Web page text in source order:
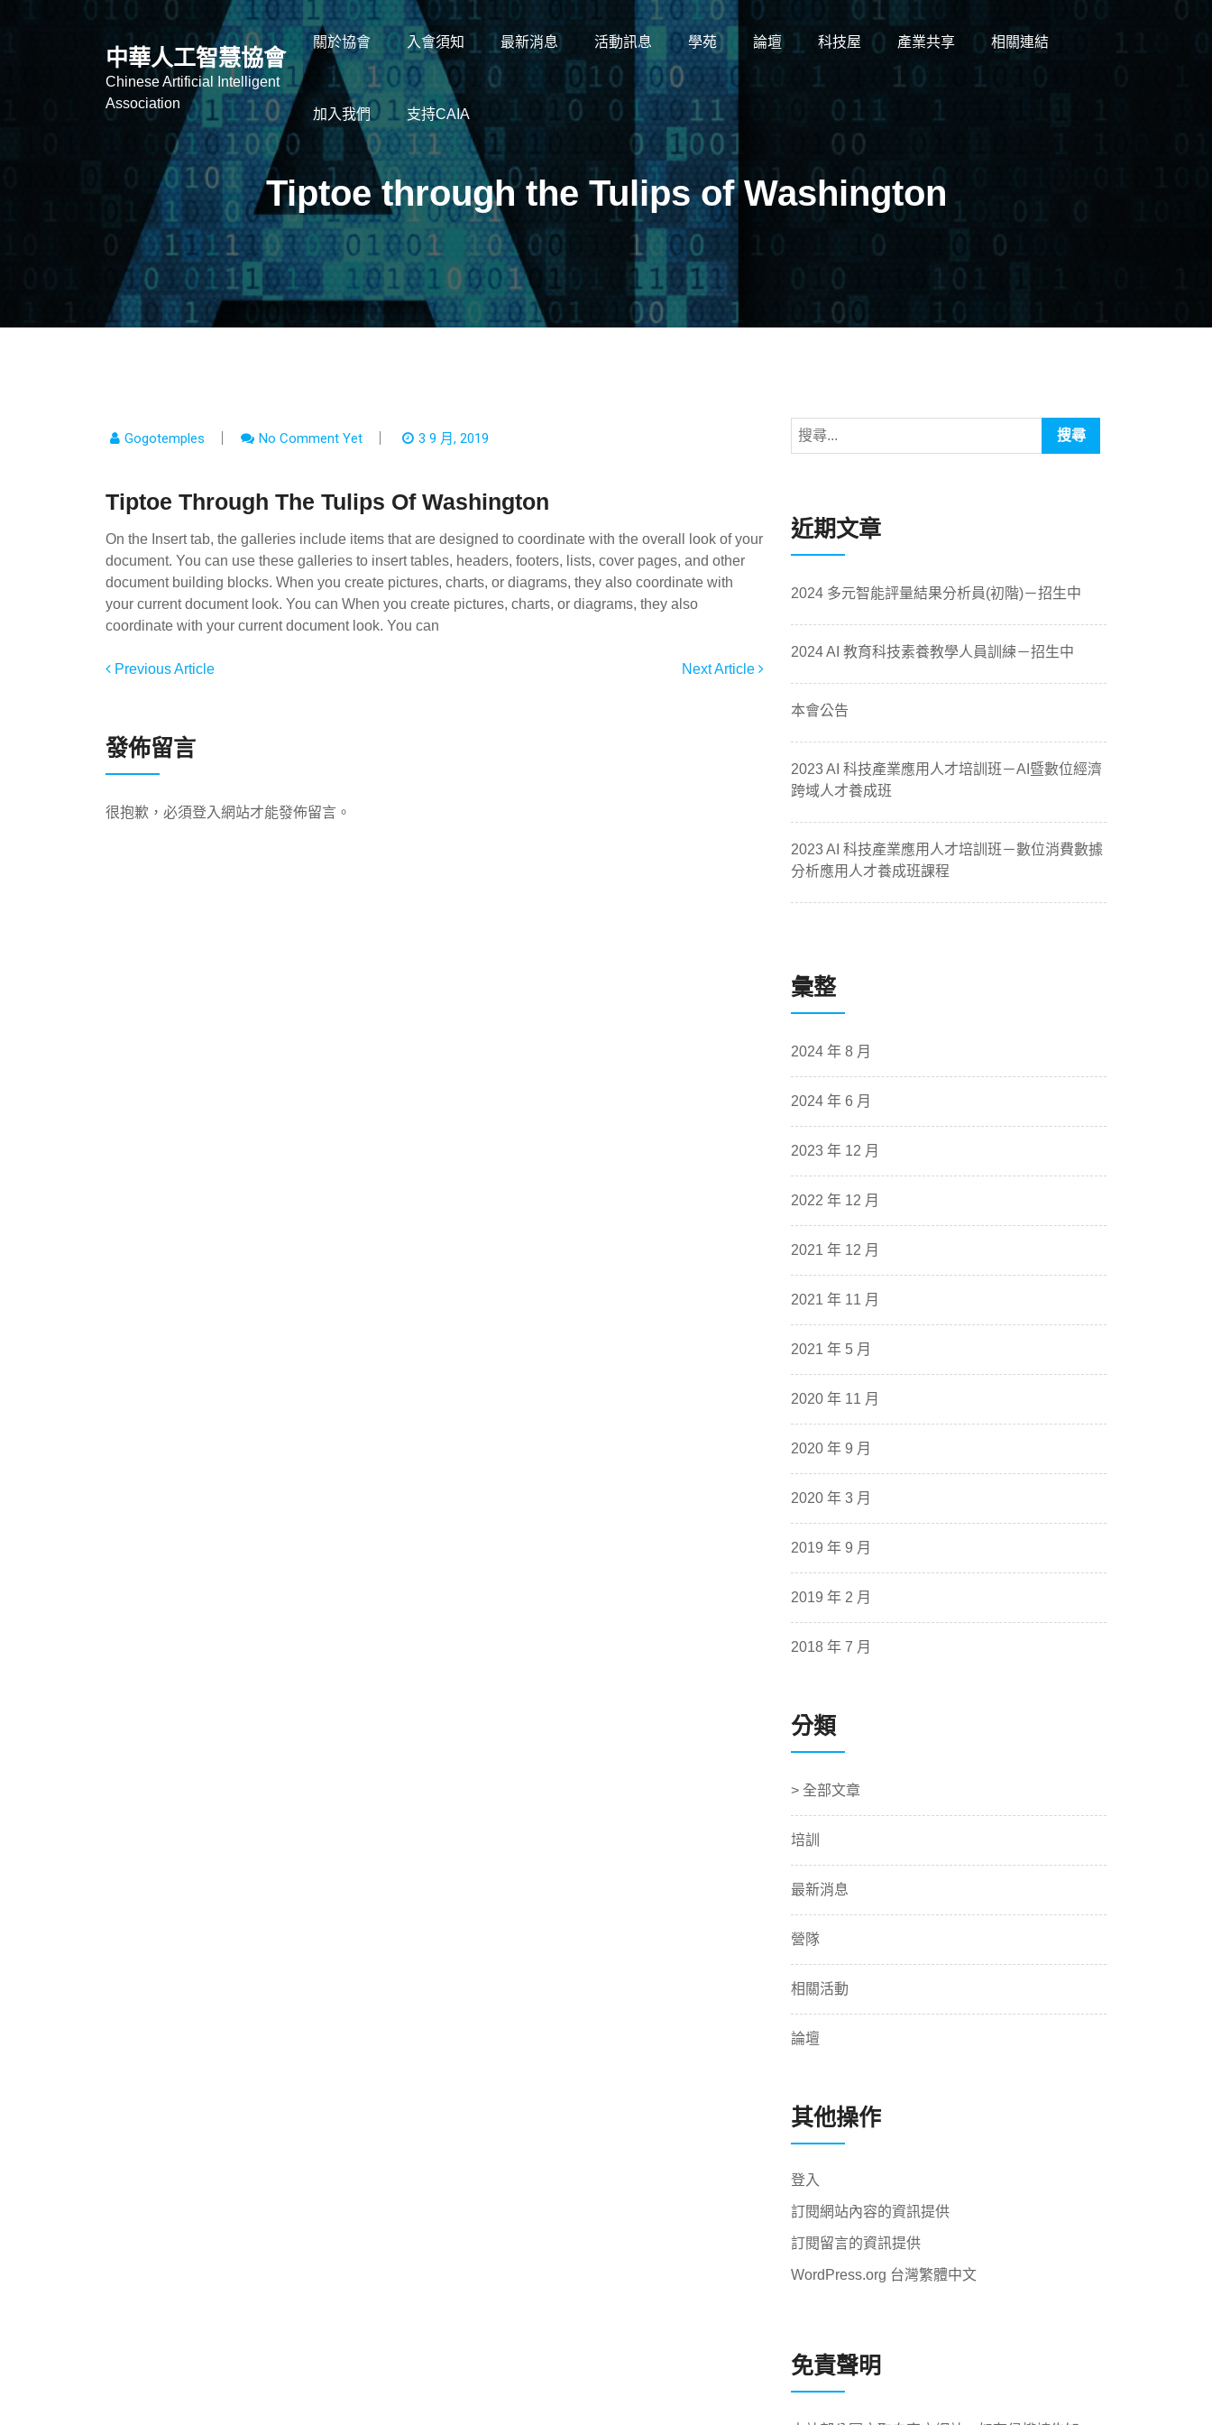
中華人工智慧協會
Chinese Artificial Intelligent
Association
關於協會 入會須知 最新消息 活動訊息 學苑 論壇 科技屋 產業共享 相關連結
加入我們 支持CAIA
Tiptoe through the Tulips of Washington
Gogotemples No Comment Yet 3 9 月, 2019
Tiptoe Through The Tulips Of Washington
On the Insert tab, the galleries include items that are designed to coordinate with the overall look of your
document. You can use these galleries to insert tables, headers, footers, lists, cover pages, and other
document building blocks. When you create pictures, charts, or diagrams, they also coordinate with
your current document look. You can When you create pictures, charts, or diagrams, they also
coordinate with your current document look. You can
Previous Article Next Article
發佈留言
很抱歉，必須登入網站才能發佈留言。
近期文章
2024 多元智能評量結果分析員(初階)－招生中
2024 AI 教育科技素養教學人員訓練－招生中
本會公告
2023 AI 科技產業應用人才培訓班－AI暨數位經濟
跨域人才養成班
2023 AI 科技產業應用人才培訓班－數位消費數據
分析應用人才養成班課程
彙整
2024 年 8 月
2024 年 6 月
2023 年 12 月
2022 年 12 月
2021 年 12 月
2021 年 11 月
2021 年 5 月
2020 年 11 月
2020 年 9 月
2020 年 3 月
2019 年 9 月
2019 年 2 月
2018 年 7 月
分類
> 全部文章
培訓
最新消息
營隊
相關活動
論壇
其他操作
登入
訂閱網站內容的資訊提供
訂閱留言的資訊提供
WordPress.org 台灣繁體中文
免責聲明